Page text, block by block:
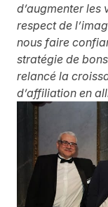
d’augmenter les
respect de
nous faire
stratégie de
relancé la
d’affiliation en